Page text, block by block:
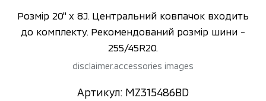
Розмір 20" x 8J. Центральний ковпачок входить
до комплекту. Рекомендований розмір шини -
255/45R20.
disclaimer.accessories images
Артикул: MZ315486BD